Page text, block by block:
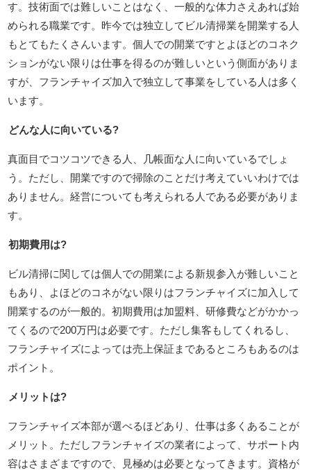
す。技術面では難しいことはなく、一般的な体力さえあれば始
められる職業です。昨今では独立してビル清掃業を開業する人
もとてもたくさんいます。個人での開業ですとよほどのコネク
ションがない限りは仕事を得るのが難しいという側面がありま
すが、フランチャイズ加入で独立して事業をしている人は多く
います。
どんな人に向いている?
真面目でコツコツできる人、几帳面な人に向いているでしょ
う。ただし、開業ですので掃除のことだけ考えていいわけでは
ありません。経営についても考えられる人である必要がありま
す。
初期費用は?
ビル清掃に関しては個人での開業による新規参入が難しいこと
もあり、よほどのコネがない限りはフランチャイズに加入して
開業するのが一般的。初期費用は加盟料、研修費などがかかっ
てくるので200万円は必要です。ただし集客もしてくれるし、
フランチャイズによっては売上保証まであるところもあるのは
ポイント。
メリットは?
フランチャイズ本部が選べるほどあり、仕事は多くあることが
メリット。ただしフランチャイズの業者によって、サポート内
容はさまざまですので、見極めは必要となってきます。資格が